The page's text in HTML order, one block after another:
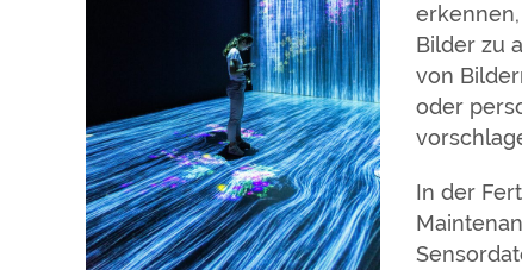
Bilder zu
von
oder
In der